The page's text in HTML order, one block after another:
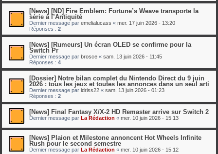
[News] [ND] Fire Emblem: Fortune’s Weave transporte la
série à l’Antiquité
Dernier message par emelialucass « mer. 17 juin 2026 - 13:20
Réponses : 2
[News] [Rumeurs] Un écran OLED se confirme pour la
Switch Pr
Dernier message par brosce « sam. 13 juin 2026 - 11:45
Réponses : 4
[Dossier] Notre bilan complet du Nintendo Direct du 9 juin
2026 : tous les jeux et toutes les annonces dans un seul arti
Dernier message par idriss22 « sam. 13 juin 2026 - 01:23
Réponses : 2
[News] Final Fantasy X/X-2 HD Remaster arrive sur Switch 2
Dernier message par La Rédaction « mer. 10 juin 2026 - 15:13
[News] Plaion et Milestone annoncent Hot Wheels Infinite
Rush pour le second semestre
Dernier message par La Rédaction « mer. 10 juin 2026 - 15:12